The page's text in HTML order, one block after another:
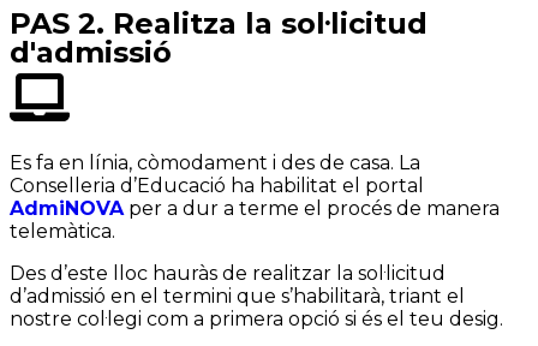
PAS 2. Realitza la sol·licitud
d'admissió
Es fa en línia, còmodament i des de casa. La
Conselleria d’Educació ha habilitat el portal
AdmiNOVAper a dur a terme el procés de manera
telemàtica.
Des d’este lloc hauràs de realitzar la sol·licitud
d’admissió en el termini que s’habilitarà, triant el
nostre col·legi com a primera opció si és el teu desig.